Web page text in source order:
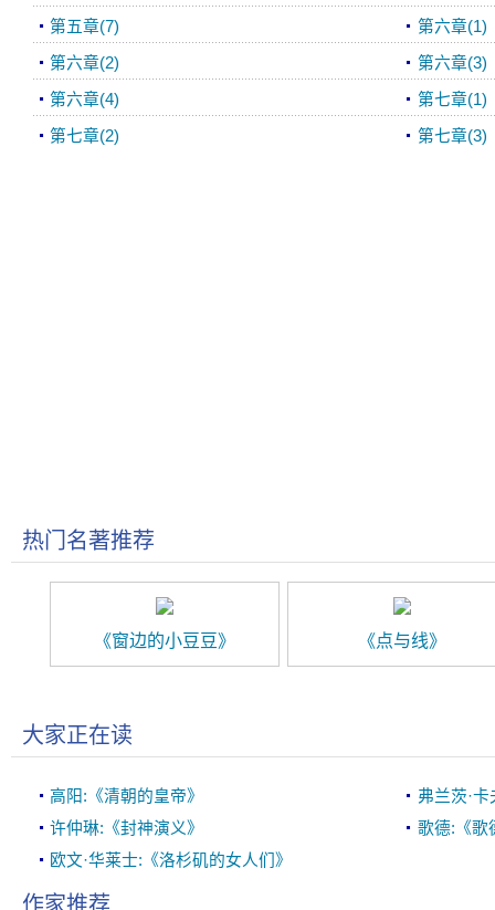
第五章(7) 第六章(1)
第六章(2) 第六章(3)
第六章(4) 第七章(1)
第七章(2) 第七章(3)
热门名著推荐
《窗边的小豆豆》 《点与线》
大家正在读
高阳:《清朝的皇帝》
弗兰茨·
许仲琳:《封神演义》
歌德:《歌
欧文·华莱士:《洛杉矶的女人们》
作家推荐